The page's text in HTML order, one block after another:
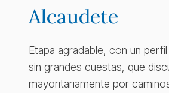
Alcaudete
Etapa agradable, con un
sin grandes cuestas, que
mayoritariamente por